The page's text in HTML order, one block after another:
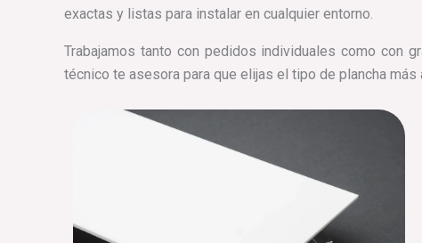
exactas y listas para instalar en cualquier entorno.
Trabajamos tanto con pedidos individuales como con
técnico te asesora para que elijas el tipo de plancha